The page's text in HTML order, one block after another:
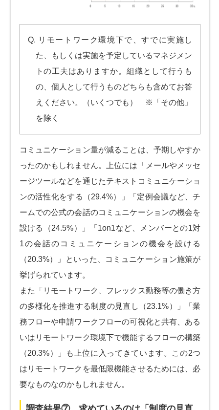
Q. リモートワーク環境下で、すでに実施し
た、もしくは実施を予定しているマネジメン
トの工夫はありますか。組織として行うも
の、個人として行うものどちらも含めてお答
えください。（いくつでも） ※「その他」
を除く
コミュニケーション量が減ることは、予期しやすか
ったのかもしれません。上位には「メールやメッセ
ージツールなどを通じたテキストコミュニケーショ
ンの活性化をする（29.4%）」「定例会議など、チ
ームでの公式の会話のコミュニケーションの機会を
設ける（24.5%）」「1on1など、メンバーとの1対
1の会話のコミュニケーションの機会を設ける
（20.3%）」といった、コミュニケーション施策が
挙げられています。
また「リモートワーク、フレックス勤務等の働き方
の多様化を推進する制度の見直し（23.1%）」「業
務フローや申請ワークフローの可視化と共有、ある
いはリモートワーク環境下で機能するフローの構築
（20.3%）」も上位に入ってきています。この2つ
はリモートワークを最低限機能させるためには、必
要なものなのかもしれません。